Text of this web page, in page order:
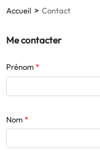
Accueil
Contact
Me contacter
Prénom
Nom